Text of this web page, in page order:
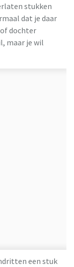
stukken
dat je daar
dochter
maar je wil
een stuk